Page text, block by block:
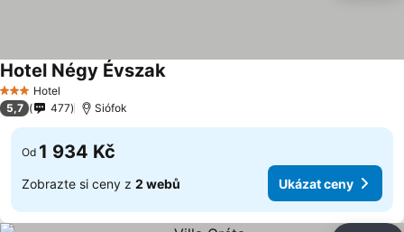
3 Počet hvězdiček
Hotel
Hotel Négy Évszak
5,7 477 Siófok
Od 1 934 Kč
Zobrazte si ceny z 2 webů Ukázat ceny